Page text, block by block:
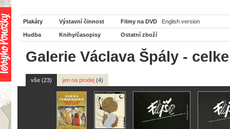
Plakáty Výstavní činnost Filmy na DVD English version
Hudba Knihy/časopisy Ostatní zboží
Galerie Václava Špály -
vše (23) jen na prodej (4)